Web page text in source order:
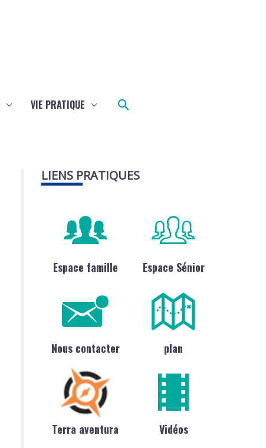
VIE PRATIQUE Rechercher
LIENS PRATIQUES
Espace famille Espace Sénior
Nous contacter plan
Terra aventura Vidéos